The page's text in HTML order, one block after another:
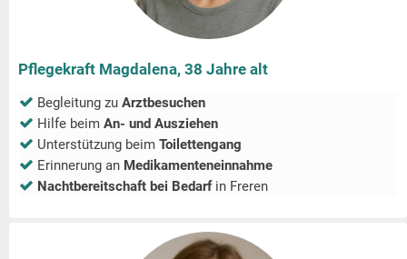
Pflegekraft Magdalena, 38 Jahre alt
Begleitung zu Arztbesuchen
Hilfe beim An- und Ausziehen
Unterstützung beim Toilettengang
Erinnerung an Medikamenteneinnahme
Nachtbereitschaft bei Bedarfin Freren